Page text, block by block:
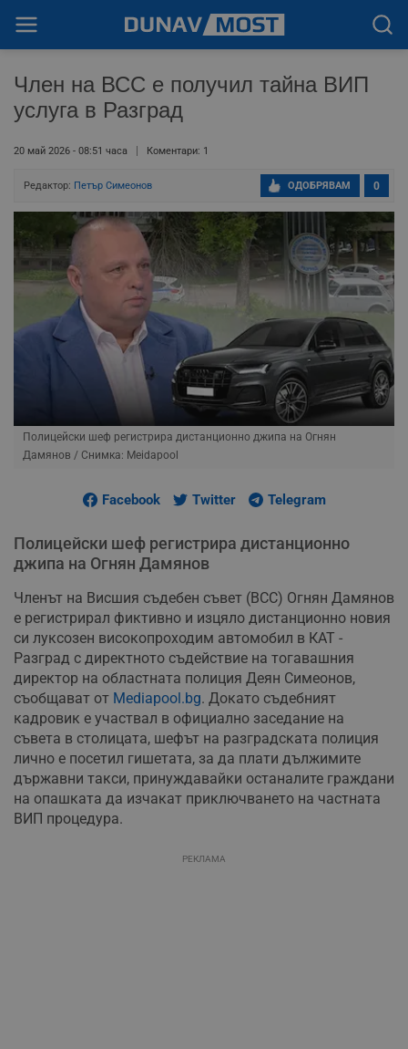
Член на ВСС е получил тайна ВИП
услуга в Разград
20 май 2026 - 08:51 часа Коментари: 1
Редактор: Петър Симеонов 0
ОДОБРЯВАМ
Полицейски шеф регистрира дистанционно джипа на Огнян
Дамянов / Снимка: Meidapool
Facebook Twitter Telegram
Полицейски шеф регистрира дистанционно
джипа на Огнян Дамянов
Членът на Висшия съдебен съвет (ВСС) Огнян Дамянов
е регистрирал фиктивно и изцяло дистанционно новия
си луксозен високопроходим автомобил в КАТ -
Разград с директното съдействие на тогавашния
директор на областната полиция Деян Симеонов,
съобщават от Mediapool.bg. Докато съдебният
кадровик е участвал в официално заседание на
съвета в столицата, шефът на разградската полиция
лично е посетил гишетата, за да плати дължимите
държавни такси, принуждавайки останалите граждани
на опашката да изчакат приключването на частната
ВИП процедура.
РЕКЛАМА